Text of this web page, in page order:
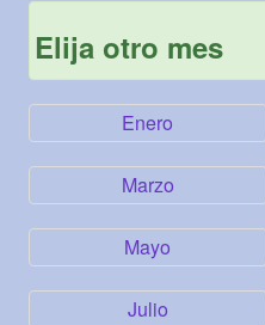
Elija otro mes
Enero
Marzo
Mayo
Julio